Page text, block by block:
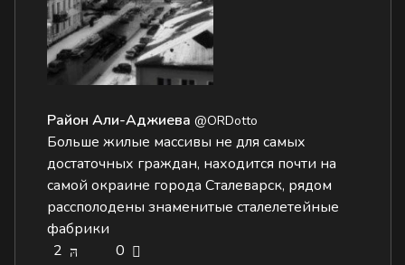
Район Али-Аджиева @ORDotto
Больше жилые массивы не для самых
достаточных граждан, находится почти на
самой окраине города Сталеварск, рядом
рассполодены знаменитые сталелетейные
фабрики
2
0